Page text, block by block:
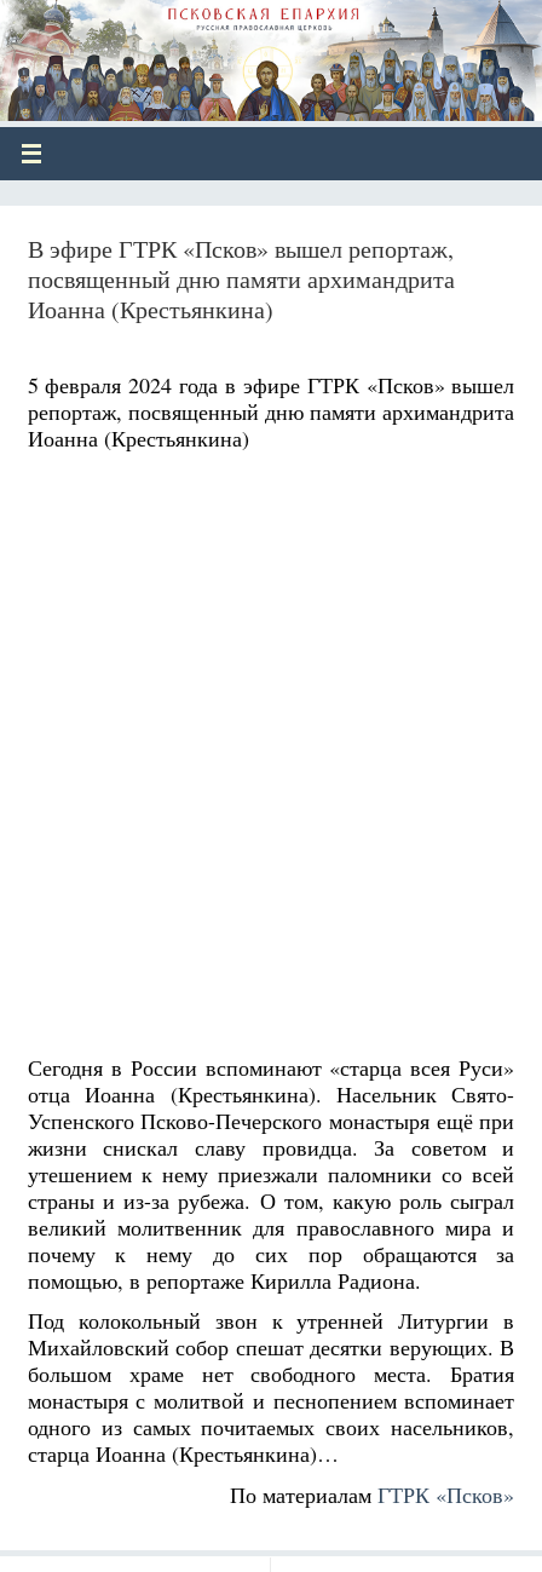
В эфире ГТРК «Псков» вышел репортаж,
посвященный дню памяти архимандрита
Иоанна (Крестьянкина)
5 февраля 2024 года в эфире ГТРК «Псков» вышел
репортаж, посвященный дню памяти архимандрита
Иоанна (Крестьянкина)
Сегодня в России вспоминают «старца всея Руси»
отца Иоанна (Крестьянкина). Насельник Свято-
Успенского Псково-Печерского монастыря ещё при
жизни снискал славу провидца. За советом и
утешением к нему приезжали паломники со всей
страны и из-за рубежа. О том, какую роль сыграл
великий молитвенник для православного мира и
почему к нему до сих пор обращаются за
помощью, в репортаже Кирилла Радиона.
Под колокольный звон к утренней Литургии в
Михайловский собор спешат десятки верующих. В
большом храме нет свободного места. Братия
монастыря с молитвой и песнопением вспоминает
одного из самых почитаемых своих насельников,
старца Иоанна (Крестьянкина)…
По материаламГТРК «Псков»